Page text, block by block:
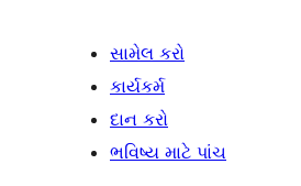
સામેલ કરો
કાર્યકર્મ
દાન કરો
ભવિષ્ય માટે પાંચ